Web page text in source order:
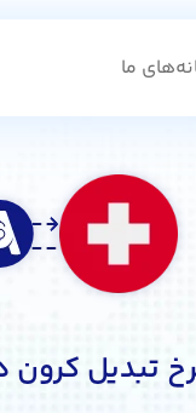
ما
تبدیل